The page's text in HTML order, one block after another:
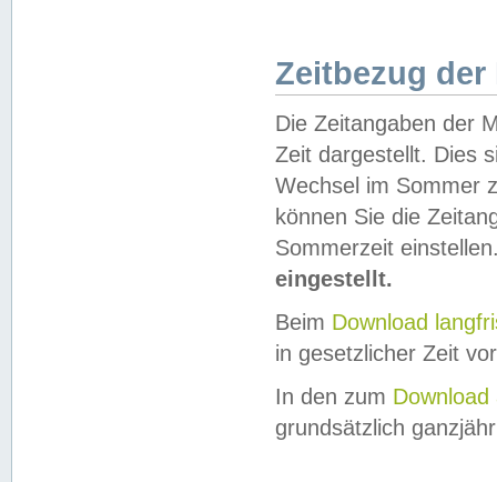
Zeitbezug der
Die Zeitangaben der
Zeit dargestellt. Dies
Wechsel im Sommer
können Sie die
Sommerzeit
eingestellt.
Beim Download
in gesetzlicher Zeit
In den zum Download
grundsätzlich